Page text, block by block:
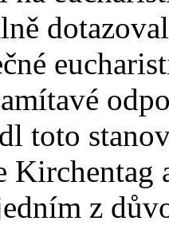
toto
Kirchentag
z